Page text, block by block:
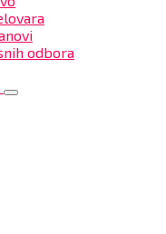
odbora